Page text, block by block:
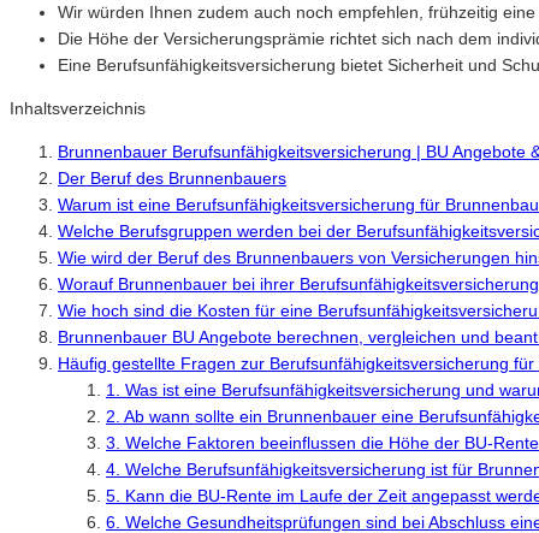
Wir würden Ihnen zudem auch noch empfehlen, frühzeitig
Die Höhe der Versicherungsprämie richtet sich nach dem
Eine Berufsunfähigkeitsversicherung bietet Sicherheit und
Inhaltsverzeichnis
Brunnenbauer Berufsunfähigkeitsversicherung | BU Angebote
Der Beruf des Brunnenbauers
Warum ist eine Berufsunfähigkeitsversicherung für
Welche Berufsgruppen werden bei der
Wie wird der Beruf des Brunnenbauers von Versicherungen
Worauf Brunnenbauer bei ihrer
Wie hoch sind die Kosten für eine
Brunnenbauer BU Angebote berechnen, vergleichen und
Häufig gestellte Fragen zur Berufsunfähigkeitsversicherung
1. Was ist eine Berufsunfähigkeitsversicherung und
2. Ab wann sollte ein Brunnenbauer eine
3. Welche Faktoren beeinflussen die Höhe der BU-
4. Welche Berufsunfähigkeitsversicherung ist für
5. Kann die BU-Rente im Laufe der Zeit angepasst
6. Welche Gesundheitsprüfungen sind bei Abschluss